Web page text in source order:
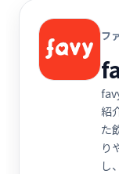
フ
紹
た
り
し